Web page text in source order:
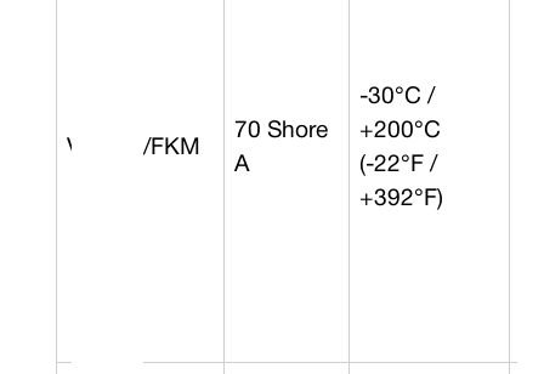
Viton™/FKM
70 Shore
A
-30°C /
+200°C
(-22°F /
+392°F)